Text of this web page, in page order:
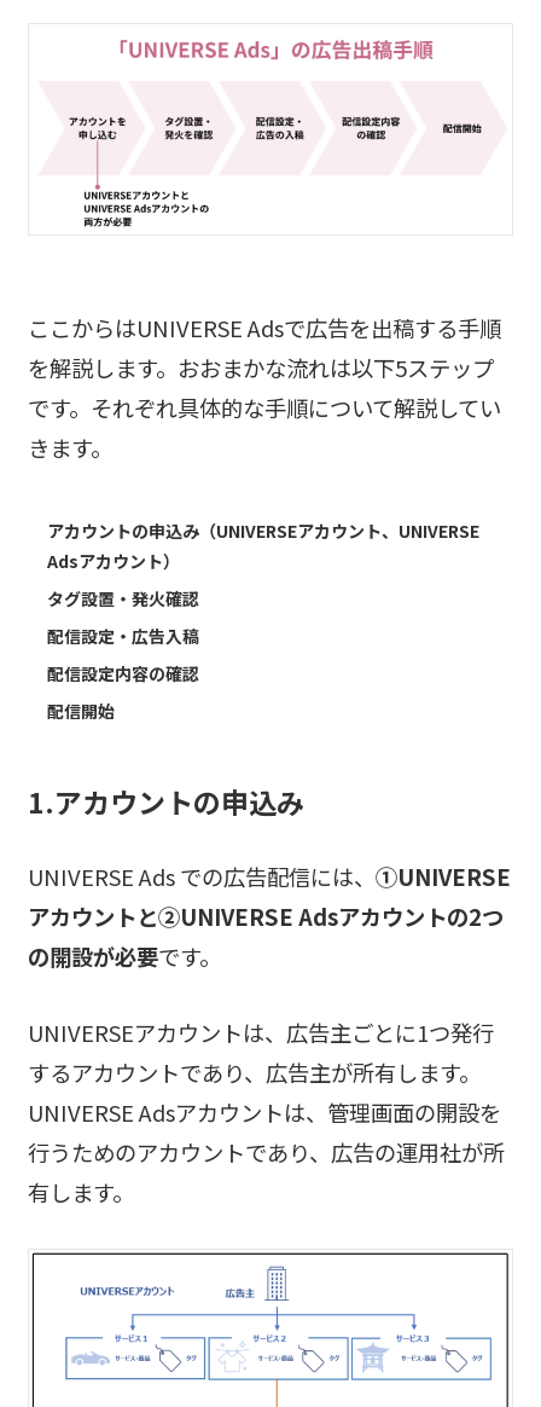
ここからはUNIVERSE Adsで広告を出稿する手順
を解説します。おおまかな流れは以下5ステップ
です。それぞれ具体的な手順について解説してい
きます。
アカウントの申込み（UNIVERSEアカウント、UNIVERSE
Adsアカウント）
タグ設置・発火確認
配信設定・広告入稿
配信設定内容の確認
配信開始
1.アカウントの申込み
UNIVERSE Ads での広告配信には、 ①UNIVERSE
アカウントと②UNIVERSE Adsアカウントの2つ
の開設が必要です。
UNIVERSEアカウントは、広告主ごとに1つ発行
するアカウントであり、広告主が所有します。
UNIVERSE Adsアカウントは、管理画面の開設を
行うためのアカウントであり、広告の運用社が所
有します。